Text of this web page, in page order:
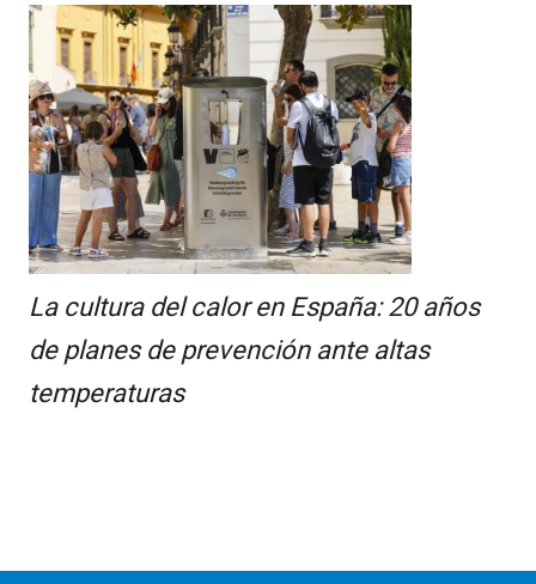
La cultura del calor en España: 20 años
de planes de prevención ante altas
temperaturas